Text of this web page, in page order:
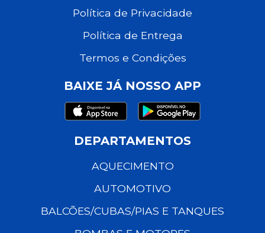
Política de Privacidade
Política de Entrega
Termos e Condições
BAIXE JÁ NOSSO APP
DEPARTAMENTOS
AQUECIMENTO
AUTOMOTIVO
BALCÕES/CUBAS/PIAS E TANQUES